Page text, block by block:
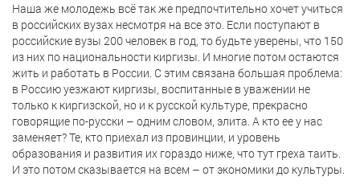
Наша же молодежь всё так же предпочтительно хочет учиться
в российских вузах несмотря на все это. Если поступают в
российские вузы 200 человек в год, то будьте уверены, что 150
из них по национальности киргизы. И многие потом остаются
жить и работать в России. С этим связана большая проблема:
в Россию уезжают киргизы, воспитанные в уважении не
только к киргизской, но и к русской культуре, прекрасно
говорящие по-русски – одним словом, элита. А кто ее у нас
заменяет? Те, кто приехал из провинции, и уровень
образования и развития их гораздо ниже, что тут греха таить.
И это потом сказывается на всем – от экономики до культуры.